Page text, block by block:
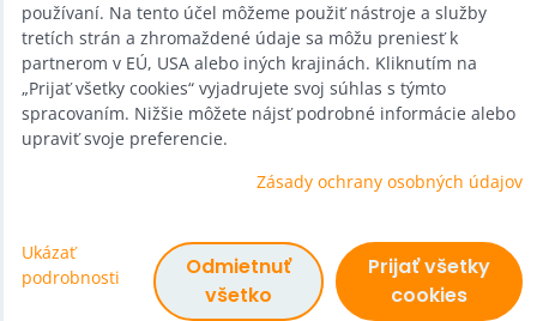
Požičovňa
Promotéri
Kurzy a stretnutia
Veľkoobchod
Predvoľby súkromia
Zásady ochrany osobných údajov
používaní. Na tento účel môžeme použiť nástroje a služby
tretích strán a zhromaždené údaje sa môžu preniesť k
partnerom v EÚ, USA alebo iných krajinách. Kliknutím na
„Prijať všetky cookies“ vyjadrujete svoj súhlas s týmto
spracovaním. Nižšie môžete nájsť podrobné informácie alebo
upraviť svoje preferencie.
Zásady ochrany osobných údajov
Ukázať
podrobnosti
Prijať všetky
cookies
Odmietnuť
všetko